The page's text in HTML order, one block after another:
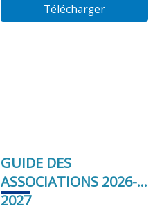
Télécharger
GUIDE DES
ASSOCIATIONS 2026-
2027